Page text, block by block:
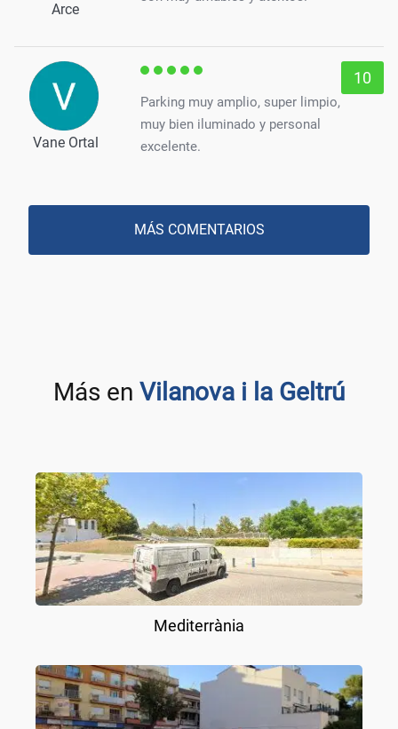
Arce
Vane Ortal
10
Parking muy amplio, super limpio,
muy bien iluminado y personal
excelente.
MÁS COMENTARIOS
Más en Vilanova i la Geltrú
Mediterrània